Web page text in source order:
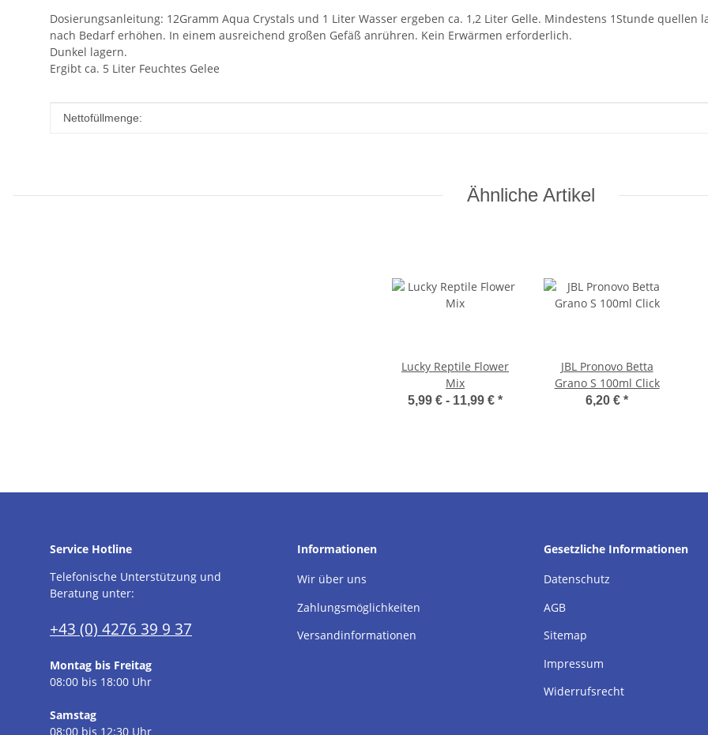
Dosierungsanleitung: 12Gramm Aqua Crystals und 1 Liter Wasser ergeben ca. 1,2 Liter Gelle. Mindestens 1Stunde quellen
nach Bedarf erhöhen. In einem ausreichend großen Gefäß anrühren. Kein Erwärmen erforderlich.
Dunkel lagern.
Ergibt ca. 5 Liter Feuchtes Gelee
Produkteigenschaft
Wert
Nettofüllmenge:
Ähnliche Artikel
Lucky Reptile Flower
Mix
5,99 € - 11,99 € *
JBL Pronovo Betta
Grano S 100ml Click
6,20 € *
Service Hotline
Telefonische Unterstützung und
Beratung unter:
+43 (0) 4276 39 9 37
Montag bis Freitag
08:00 bis 18:00 Uhr
Samstag
08:00 bis 12:30 Uhr
Informationen
Wir über uns
Zahlungsmöglichkeiten
Versandinformationen
Gesetzliche Informationen
Datenschutz
AGB
Sitemap
Impressum
Widerrufsrecht